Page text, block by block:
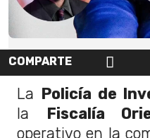
COMPARTE
La Policía de
la Fiscalía
operativo en la